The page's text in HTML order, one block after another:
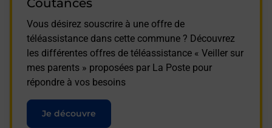
Coutances
Vous désirez souscrire à une offre de
téléassistance dans cette commune ? Découvrez
les différentes offres de téléassistance « Veiller sur
mes parents » proposées par La Poste pour
répondre à vos besoins
Je découvre